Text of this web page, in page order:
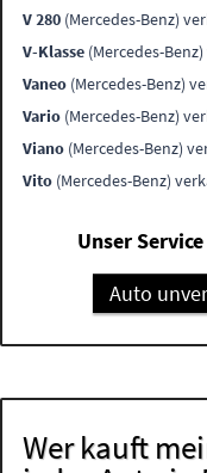
V 280 (Mercedes-Benz)
V-Klasse (Mercedes-
Vaneo (Mercedes-Benz)
Vario (Mercedes-Benz)
Viano (Mercedes-Benz)
Vito (Mercedes-Benz)
Unser
Auto
Wer kauft